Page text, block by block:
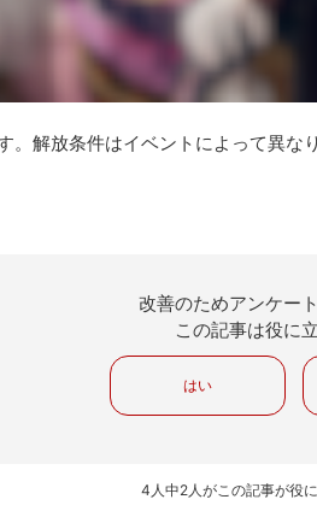
。解放条件はイベントによって異なり
改善のためアンケー
この記事は役に
はい
4人中2人がこの記事が役